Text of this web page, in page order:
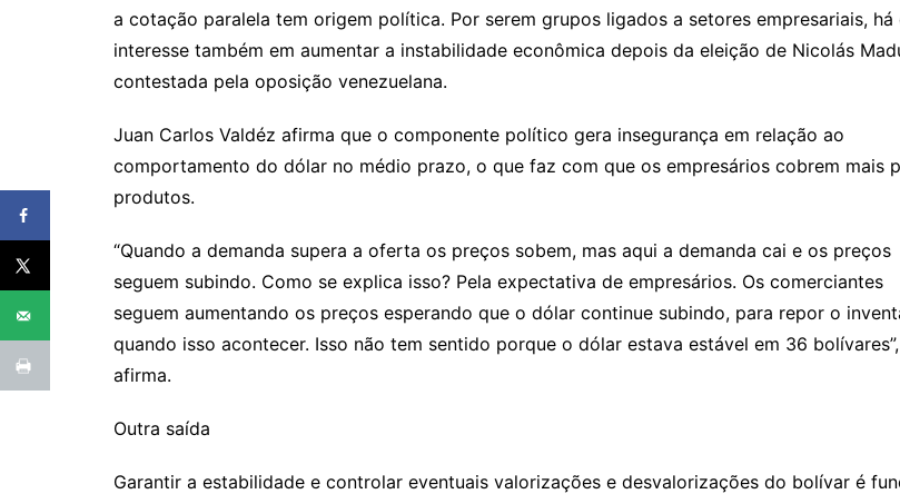
a cotação paralela tem origem política. Por serem grupos ligados a setores empresariais, há
interesse também em aumentar a instabilidade econômica depois da eleição de Nicolás
contestada pela oposição venezuelana.
Juan Carlos Valdéz afirma que o componente político gera insegurança em relação ao
comportamento do dólar no médio prazo, o que faz com que os empresários cobrem mais
produtos.
“Quando a demanda supera a oferta os preços sobem, mas aqui a demanda cai e os preços
seguem subindo. Como se explica isso? Pela expectativa de empresários. Os comerciantes
seguem aumentando os preços esperando que o dólar continue subindo, para repor o
quando isso acontecer. Isso não tem sentido porque o dólar estava estável em 36 bolívares”,
afirma.
Outra saída
Garantir a estabilidade e controlar eventuais valorizações e desvalorizações do bolívar é